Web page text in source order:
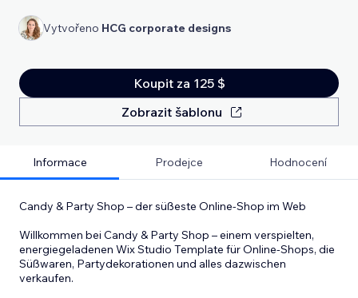
Vytvořeno HCG corporate designs
Koupit za 125 $
Zobrazit šablonu
Informace Prodejce Hodnocení
Candy & Party Shop – der süßeste Online-Shop im Web
Willkommen bei Candy & Party Shop – einem verspielten,
energiegeladenen Wix Studio Template für Online-Shops, die
Süßwaren, Partydekorationen und alles dazwischen
verkaufen.